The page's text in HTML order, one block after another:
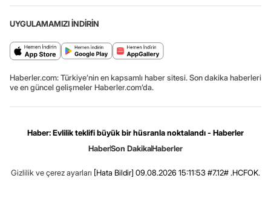
UYGULAMAMIZI İNDİRİN
Haberler.com: Türkiye’nin en kapsamlı haber sitesi. Son dakika haberleri
ve en güncel gelişmeler Haberler.com’da.
Haber: Evlilik teklifi büyük bir hüsranla noktalandı - Haberler
HaberSon DakikaHaberler
Gizlilik ve çerez ayarları [Hata Bildir] 09.08.2026 15:11:53 #7.12# .HCFOK.